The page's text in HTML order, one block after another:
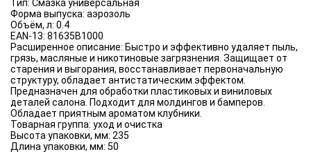
Тип: Смазка универсальная
Форма выпуска: аэрозоль
Объём, л: 0.4
EAN-13: 81635B1000
Расширенное описание: Быстро и эффективно удаляет пыль,
грязь, масляные и никотиновые загрязнения. Защищает от
старения и выгорания, восстанавливает первоначальную
структуру, обладает антистатическим эффектом.
Предназначен для обработки пластиковых и виниловых
деталей салона. Подходит для молдингов и бамперов.
Обладает приятным ароматом клубники.
Товарная группа: уход и очистка
Высота упаковки, мм: 235
Длина упаковки, мм: 50